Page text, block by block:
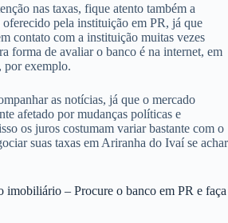
nas taxas, fique atento também a
pela instituição em PR, já que
contato com a instituição muitas vezes
forma de avaliar o banco é na internet, em
por exemplo.
as notícias, já que o mercado
afetado por mudanças políticas e
os juros costumam variar bastante com o
suas taxas em Ariranha do Ivaí se achar
imobiliário – Procure o banco em PR e faça